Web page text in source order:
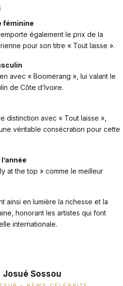
féminine
également le prix de la
pour son titre « Tout laisse ».
avec « Boomerang », lui valant le
de Côte d’Ivoire.
distinction avec « Tout laisse »,
véritable consécration pour cette
at the top » comme le meilleur
ainsi en lumière la richesse et la
honorant les artistes qui font
internationale.
Josué Sossou